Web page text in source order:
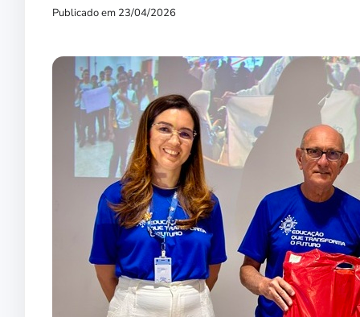
Publicado em 23/04/2026